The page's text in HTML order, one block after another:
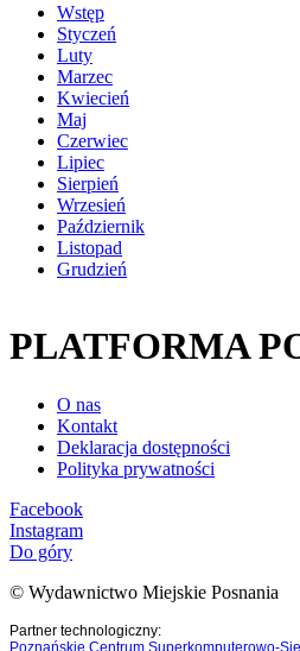
Wstęp
Styczeń
Luty
Marzec
Kwiecień
Maj
Czerwiec
Lipiec
Sierpień
Wrzesień
Październik
Listopad
Grudzień
PLATFORMA
O nas
Kontakt
Deklaracja dostępności
Polityka prywatności
Facebook
Instagram
Do góry
© Wydawnictwo Miejskie Posnania
Partner technologiczny:
Poznańskie Centrum Superkomputerowo-